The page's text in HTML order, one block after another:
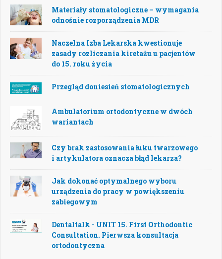
Materiały stomatologiczne – wymagania
odnośnie rozporządzenia MDR
Naczelna Izba Lekarska kwestionuje
zasady rozliczania kiretażu u pacjentów
do 15. roku życia
Przegląd doniesień stomatologicznych
Ambulatorium ortodontyczne w dwóch
wariantach
Czy brak zastosowania łuku twarzowego
i artykulatora oznacza błąd lekarza?
Jak dokonać optymalnego wyboru
urządzenia do pracy w powiększeniu
zabiegowym
Dentaltalk - UNIT 15. First Orthodontic
Consultation. Pierwsza konsultacja
ortodontyczna